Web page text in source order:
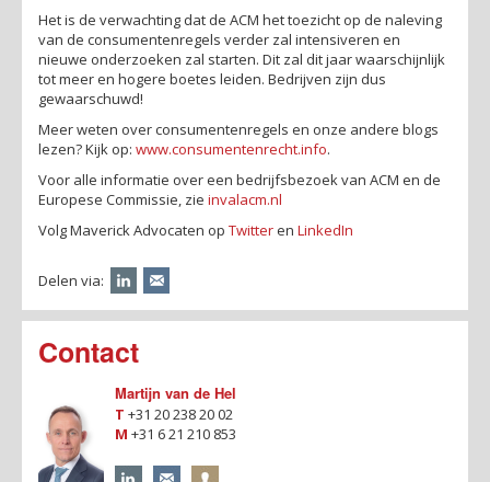
Het is de verwachting dat de ACM het toezicht op de naleving
van de consumentenregels verder zal intensiveren en
nieuwe onderzoeken zal starten. Dit zal dit jaar waarschijnlijk
tot meer en hogere boetes leiden. Bedrijven zijn dus
gewaarschuwd!
Meer weten over consumentenregels en onze andere blogs
lezen? Kijk op: www.consumentenrecht.info.
Voor alle informatie over een bedrijfsbezoek van ACM en de
Europese Commissie, zie invalacm.nl
Volg Maverick Advocaten op Twitteren LinkedIn
Delen via:
Contact
Martijn van de Hel
T +31 20 238 20 02
M +31 6 21 210 853